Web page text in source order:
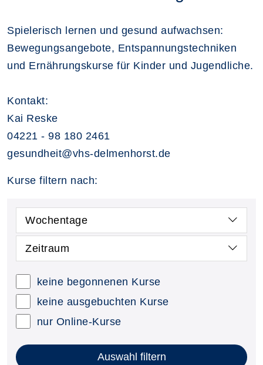
Spielerisch lernen und gesund aufwachsen:
Bewegungsangebote, Entspannungstechniken
und Ernährungskurse für Kinder und Jugendliche.
Kontakt:
Kai Reske
04221 - 98 180 2461
gesundheit@vhs-delmenhorst.de
Kurse filtern nach:
Wochentage
Zeitraum
keine begonnenen Kurse
keine ausgebuchten Kurse
nur Online-Kurse
Auswahl filtern